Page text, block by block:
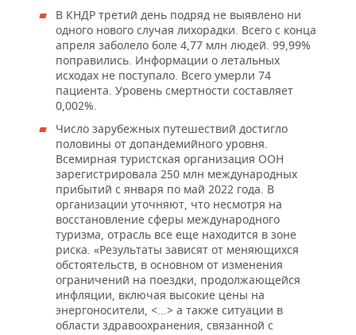
В КНДР третий день подряд не выявлено ни
одного нового случая лихорадки. Всего с конца
апреля заболело боле 4,77 млн людей. 99,99%
поправились. Информации о летальных
исходах не поступало. Всего умерли 74
пациента. Уровень смертности составляет
0,002%.
Число зарубежных путешествий достигло
половины от допандемийного уровня.
Всемирная туристская организация ООН
зарегистрировала 250 млн международных
прибытий с января по май 2022 года. В
организации уточняют, что несмотря на
восстановление сферы международного
туризма, отрасль все еще находится в зоне
риска. «Результаты зависят от меняющихся
обстоятельств, в основном от изменения
ограничений на поездки, продолжающейся
инфляции, включая высокие цены на
энергоносители, <...> а также ситуации в
области здравоохранения, связанной с